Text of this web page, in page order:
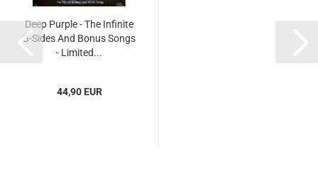
Deep Purple - The Infinite
B-Sides And Bonus Songs
- Limited...
44,90 EUR